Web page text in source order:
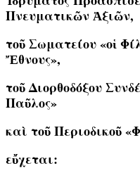
Πνευματικῶν Ἀξιῶν,
τοῦ Σωματείου «οἱ
Ἔθνους»,
τοῦ Διορθοδόξου
Παῦλος»
καὶ τοῦ Περιοδικοῦ
εὔχεται: